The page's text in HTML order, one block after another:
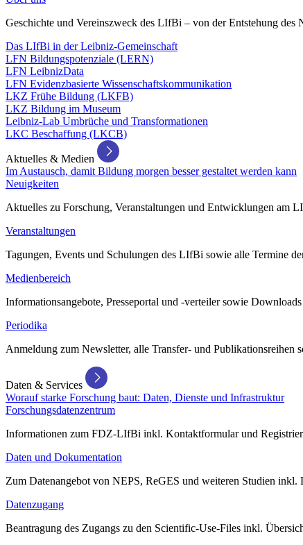
Geschichte und Vereinszweck des LIfBi – von der Entstehung des
Das LIfBi in der Leibniz-Gemeinschaft
LFN Bildungspotenziale (LERN)
LFN LeibnizData
LFN Evidenzbasierte Wissenschaftskommunikation
LKZ Frühe Bildung (LKFB)
LKZ Bildung im Museum
Leibniz-Lab Umbrüche und Transformationen
LKC Beschaffung (LKCB)
Aktuelles & Medien
Im Austausch, damit Bildung morgen besser gestaltet werden kann
Neuigkeiten
Aktuelles zu Forschung, Veranstaltungen und Entwicklungen am
Veranstaltungen
Tagungen, Events und Schulungen des LIfBi sowie alle Termine
Medienbereich
Informationsangebote, Presseportal und -verteiler sowie
Periodika
Anmeldung zum Newsletter, alle Transfer- und Publikationsreihen
Daten & Services
Worauf starke Forschung baut: Daten, Dienste und Infrastruktur
Forschungsdatenzentrum
Informationen zum FDZ-LIfBi inkl. Kontaktformular und
Daten und Dokumentation
Zum Datenangebot von NEPS, ReGES und weiteren Studien inkl.
Datenzugang
Beantragung des Zugangs zu den Scientific-Use-Files inkl.